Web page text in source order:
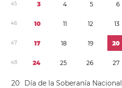
45 3 4 5 6
46 10 11 12 13
47 17 18 19 20
48 24 25 26 27
20 Día de la Soberanía Nacional